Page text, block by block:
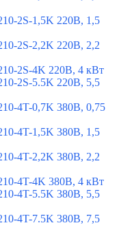
2S-1,5K 220В, 1,5
2S-2,2K 220В, 2,2
2S-4K 220В, 4 кВт
2S-5.5K 220В, 5,5
4T-0,7K 380В, 0,75
4T-1,5K 380В, 1,5
4T-2,2K 380В, 2,2
4T-4K 380В, 4 кВт
4T-5.5K 380В, 5,5
4T-7.5K 380В, 7,5